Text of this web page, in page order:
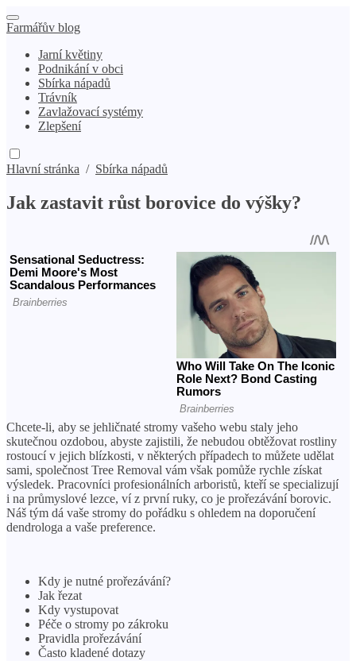
Farmářův blog
Jarní květiny
Podnikání v obci
Sbírka nápadů
Trávník
Zavlažovací systémy
Zlepšení
Hlavní stránka / Sbírka nápadů
Jak zastavit růst borovice do výšky?
Chcete-li, aby se jehličnaté stromy vašeho webu staly jeho
skutečnou ozdobou, abyste zajistili, že nebudou obtěžovat rostliny
rostoucí v jejich blízkosti, v některých případech to můžete udělat
sami, společnost Tree Removal vám však pomůže rychle získat
výsledek. Pracovníci profesionálních arboristů, kteří se specializují
i ​​na průmyslové lezce, ví z první ruky, co je prořezávání borovic.
Náš tým dá vaše stromy do pořádku s ohledem na doporučení
dendrologa a vaše preference.
Kdy je nutné prořezávání?
Jak řezat
Kdy vystupovat
Péče o stromy po zákroku
Pravidla prořezávání
Často kladené dotazy